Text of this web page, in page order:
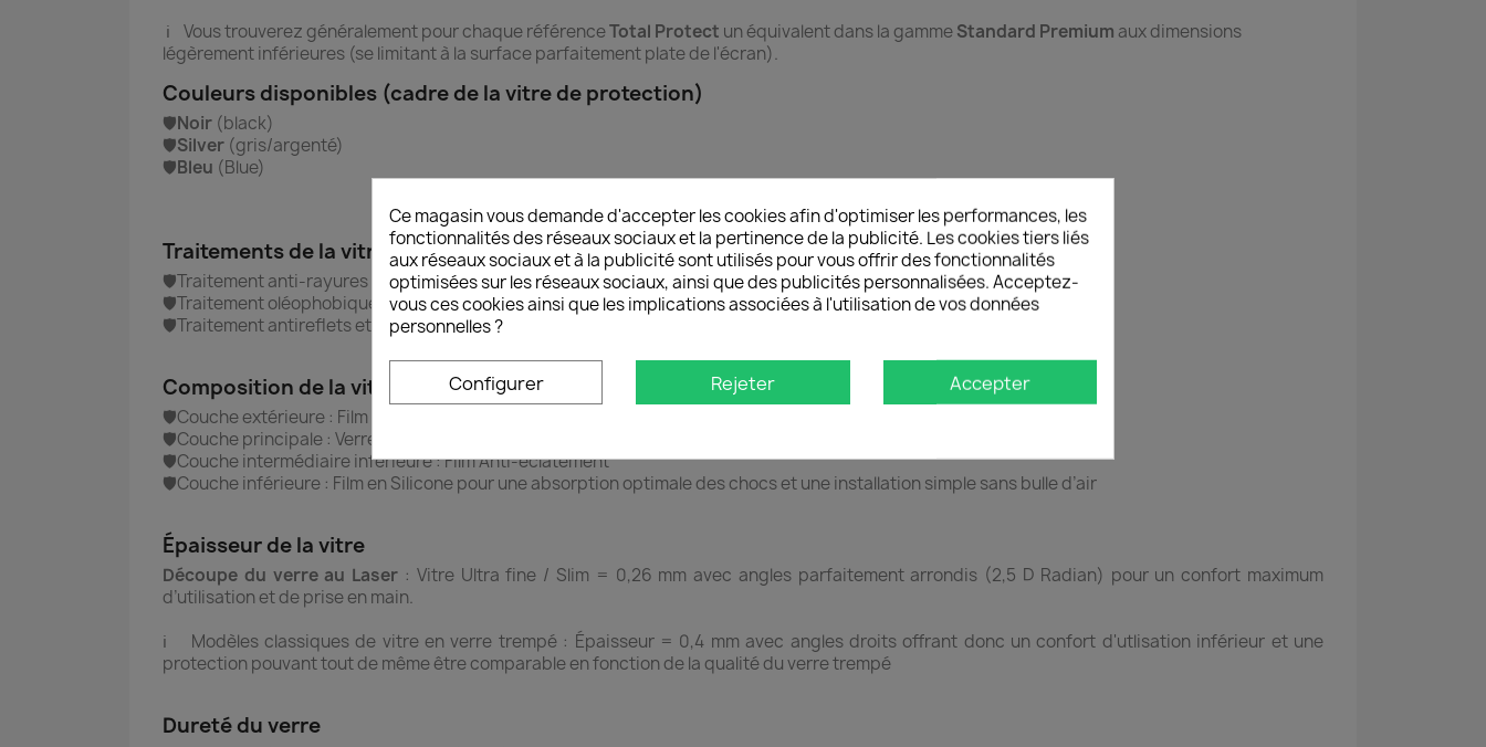
ℹ️ Vous trouverez généralement pour chaque référenceTotal Protect un équivalent dans la gammeStandard Premium aux dimensions
légèrement inférieures (se limitant à la surface parfaitement plate de l'écran).
Couleurs disponibles (cadre de la vitre de protection)
🛡️Noir (black)
🛡️Silver (gris/argenté)
🛡️Bleu (Blue)
Traitements de la vitre
🛡️Traitement anti-rayures : Indice 9H (échelle de Mohs de 1 à 10)
🛡️Traitement oléophobique : Anti traces de doigts (graisse)
🛡️Traitement antireflets et anti UV
Composition de la vitre en 4 couches
🛡️Couche extérieure : Film anti-rayures et anti traces de doigts
🛡️Couche principale : Verre trempé HQ
🛡️Couche intermédiaire inférieure : Film Anti-éclatement
🛡️Couche inférieure : Film en Silicone pour une absorption optimale des chocs et une installation simple sans bulle d’air
Épaisseur de la vitre
Découpe du verre au Laser : Vitre Ultra fine / Slim = 0,26 mm avec angles parfaitement arrondis (2,5 D Radian) pour un confort maximum
d’utilisation et de prise en main.
ℹ️ Modèles classiques de vitre en verre trempé : Épaisseur = 0,4 mm avec angles droits offrant donc un confort d'utlisation inférieur et une
protection pouvant tout de même être comparable en fonction de la qualité du verre trempé
Dureté du verre
Ce magasin vous demande d'accepter les cookies afin d'optimiser les performances, les
fonctionnalités des réseaux sociaux et la pertinence de la publicité. Les cookies tiers liés
aux réseaux sociaux et à la publicité sont utilisés pour vous offrir des fonctionnalités
optimisées sur les réseaux sociaux, ainsi que des publicités personnalisées. Acceptez-
vous ces cookies ainsi que les implications associées à l'utilisation de vos données
personnelles ?
Configurer Rejeter Accepter